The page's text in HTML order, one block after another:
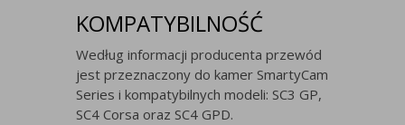
KOMPATYBILNOŚĆ
Według informacji producenta przewód
jest przeznaczony do kamer SmartyCam
Series i kompatybilnych modeli: SC3 GP,
SC4 Corsa oraz SC4 GPD.